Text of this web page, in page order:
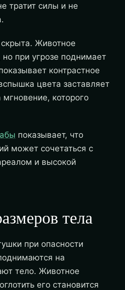
тратит силы и не
Животное
при угрозе поднимает
контрастное
цвета заставляет
мгновение, которого
показывает, что
может сочетаться с
и высокой
тела
при опасности
на
тело. Животное
его становится